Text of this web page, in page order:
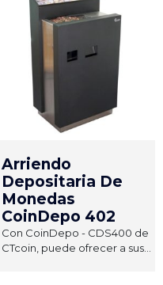
Arriendo
Depositaria De
Monedas
CoinDepo 402
Con CoinDepo - CDS400 de
CTcoin, puede ofrecer a sus...